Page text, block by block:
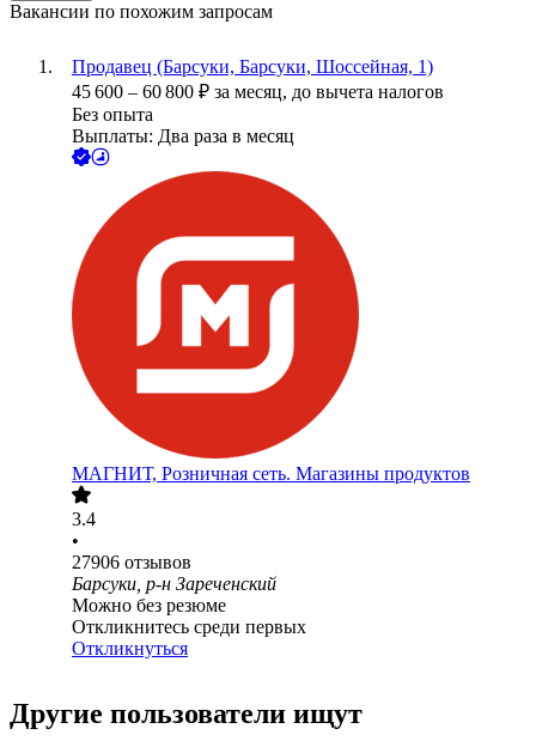
Вакансии по похожим запросам
Продавец (Барсуки, Барсуки, Шоссейная, 1)
45 600 – 60 800 ₽ за месяц, до вычета налогов
Без опыта
Выплаты: Два раза в месяц
МАГНИТ, Розничная сеть. Магазины продуктов
3.4
•
27906 отзывов
Барсуки, р-н Зареченский
Можно без резюме
Откликнитесь среди первых
Откликнуться
Другие пользователи ищут